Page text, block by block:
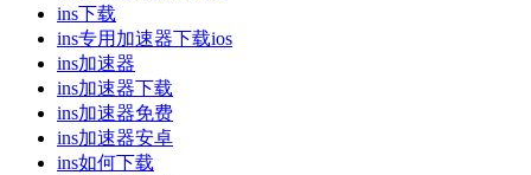
ins下载
ins专用加速器下载ios
ins加速器
ins加速器下载
ins加速器免费
ins加速器安卓
ins如何下载